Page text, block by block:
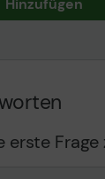
Hinzufügen
erste